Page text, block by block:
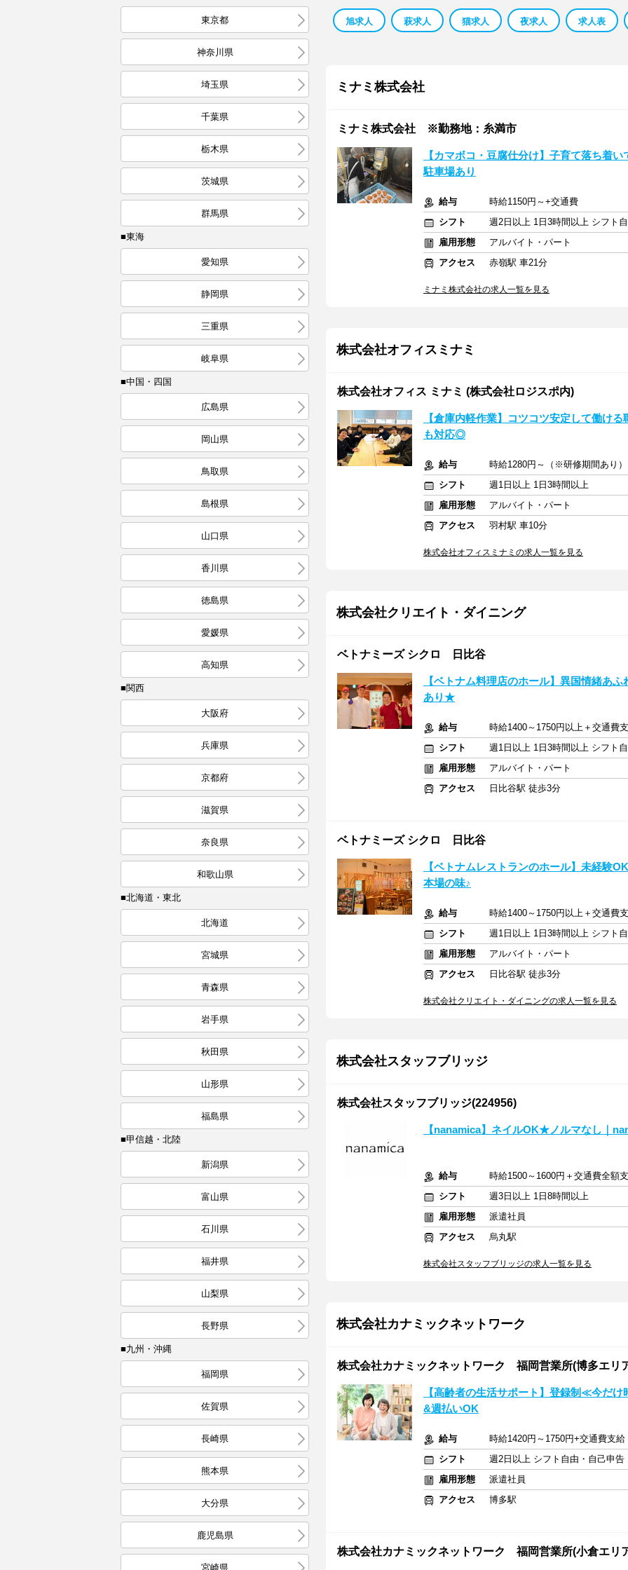
東京都
神奈川県
埼玉県
千葉県
栃木県
茨城県
群馬県
■東海
愛知県
静岡県
三重県
岐阜県
■中国・四国
広島県
岡山県
鳥取県
島根県
山口県
香川県
徳島県
愛媛県
高知県
■関西
大阪府
兵庫県
京都府
滋賀県
奈良県
和歌山県
■北海道・東北
北海道
宮城県
青森県
岩手県
秋田県
山形県
福島県
■甲信越・北陸
新潟県
富山県
石川県
福井県
山梨県
長野県
■九州・沖縄
福岡県
佐賀県
長崎県
熊本県
大分県
鹿児島県
宮崎県
旭求人 萩求人 猫求人 夜求人 求人表
ミナミ株式会社
ミナミ株式会社 ※勤務地：糸満市
【カマボコ・豆腐仕分け】子育て落ち着
駐車場あり
給与
時給1150円～+交通費
シフト
週2日以上 1日3時間以上 シフト
雇用形態
アルバイト・パート
アクセス
赤嶺駅 車21分
ミナミ株式会社の求人一覧を見る
株式会社オフィスミナミ
株式会社オフィス ミナミ (株式会社ロジスポ内)
【倉庫内軽作業】コツコツ安定して働け
も対応◎
給与
時給1280円～（※研修期間あり）
シフト
週1日以上 1日3時間以上
雇用形態
アルバイト・パート
アクセス
羽村駅 車10分
株式会社オフィスミナミの求人一覧を見る
株式会社クリエイト・ダイニング
ベトナミーズ シクロ 日比谷
【ベトナム料理店のホール】異国情緒あ
あり★
給与
時給1400～1750円以上＋交通費
シフト
週1日以上 1日3時間以上 シフト
雇用形態
アルバイト・パート
アクセス
日比谷駅 徒歩3分
ベトナミーズ シクロ 日比谷
【ベトナムレストランのホール】未経験
本場の味♪
給与
時給1400～1750円以上＋交通費
シフト
週1日以上 1日3時間以上 シフト
雇用形態
アルバイト・パート
アクセス
日比谷駅 徒歩3分
株式会社クリエイト・ダイニングの求人一覧を見る
株式会社スタッフブリッジ
株式会社スタッフブリッジ(224956)
【nanamica】ネイルOK★ノルマなし｜
給与
時給1500～1600円＋交通費全額
シフト
週3日以上 1日8時間以上
雇用形態
派遣社員
アクセス
烏丸駅
株式会社スタッフブリッジの求人一覧を見る
株式会社カナミックネットワーク
株式会社カナミックネットワーク 福岡営業所(博多エリ
【高齢者の生活サポート】登録制≪今だ
&週払いOK
給与
時給1420円～1750円+交通費支
シフト
週2日以上 シフト自由・自己申告
雇用形態
派遣社員
アクセス
博多駅
株式会社カナミックネットワーク 福岡営業所(小倉エリ